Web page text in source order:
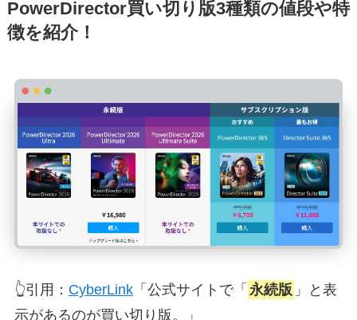
PowerDirector買い切り版3種類の値段や特
徴を紹介！
👆引用： CyberLink「公式サイトで「 永続版 」と表
示があるのが買い切り版。」